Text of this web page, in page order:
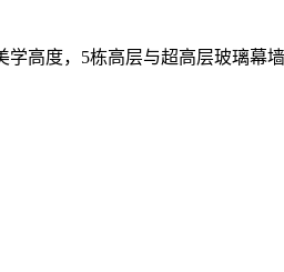
高度，5栋高层与超高层玻璃幕